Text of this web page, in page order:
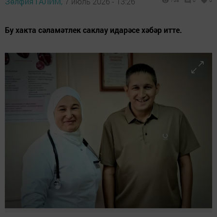
Бу хакта сәламәтлек саклау идарәсе хәбәр итте.